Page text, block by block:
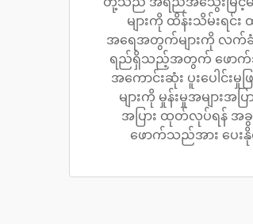
များကို ထိန်းသိမ်းရင်
အရေအတွက်များကို လက်
ရည်ရှိသည့်အတွက် ဖော
အကောင်းဆုံး ပူးပေါင်းမှုဖ
များကို မှုန်းမှုအများအပြ
အပြား ထုတ်လုပ်ရန် အ
ဖောက်သည်အား ပေး